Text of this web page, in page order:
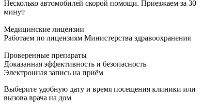
Несколько автомобилей скорой помощи. Приезжаем за 30
минут
Медицинские лицензии
Работаем по лицензиям Министерства здравоохранения
Проверенные препараты
Доказанная эффективность и безопасность
Электронная запись на приём
Выберите удобную дату и время посещения клиники или
вызова врача на дом